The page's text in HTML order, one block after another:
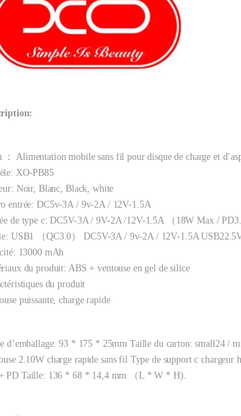
： Alimentation mobile sans fil pour disque de charge et
XO-PB85
Noir, Blanc , Black, white
entrée: DC5v-3A / 9v-2A / 12V-1.5A
de type c: DC5V-3A / 9V-2A /12V-1.5A （18W Max /
USB1 （QC3.0） DC5V-3A / 9v-2A / 12V-1.5A
13000 mAh
du produit: ABS + ventouse en gel de silice
du produit
puissante, charge rapide
d’emballage: 93 * 175 * 25mm Taille du carton: small24 /
2.10W charge rapide sans fil Type de support c
PD Taille: 136 * 68 * 14,4 mm （L * W * H).